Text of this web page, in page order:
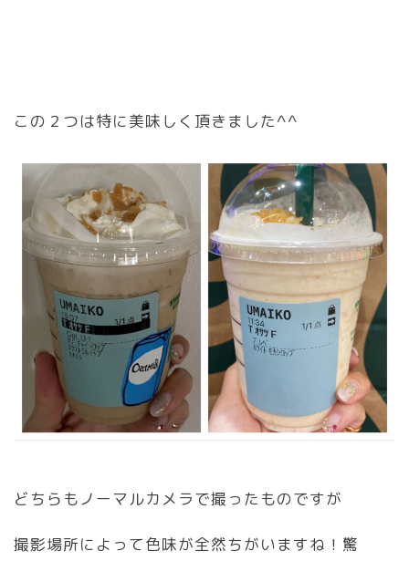
この２つは特に美味しく頂きました^^
どちらもノーマルカメラで撮ったものですが
撮影場所によって色味が全然ちがいますね！驚